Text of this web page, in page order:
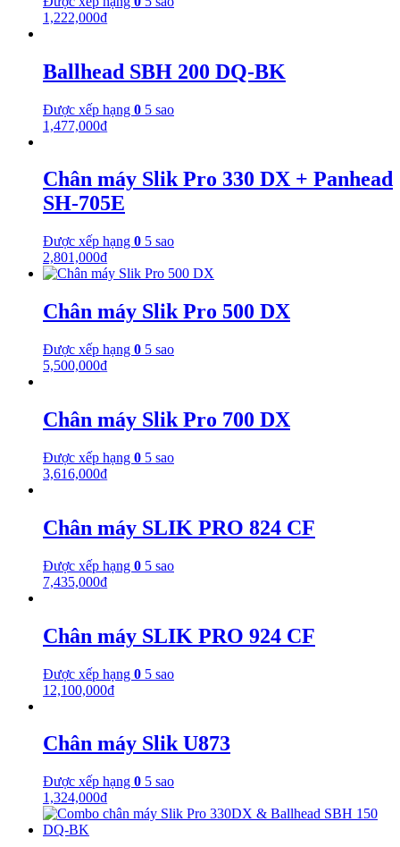
1,222,000₫
Ballhead SBH 200 DQ-BK
Được xếp hạng 0 5 sao
1,477,000₫
Chân máy Slik Pro 330 DX + Panhead
SH-705E
Được xếp hạng 0 5 sao
2,801,000₫
Chân máy Slik Pro 500 DX
Được xếp hạng 0 5 sao
5,500,000₫
Chân máy Slik Pro 700 DX
Được xếp hạng 0 5 sao
3,616,000₫
Chân máy SLIK PRO 824 CF
Được xếp hạng 0 5 sao
7,435,000₫
Chân máy SLIK PRO 924 CF
Được xếp hạng 0 5 sao
12,100,000₫
Chân máy Slik U873
Được xếp hạng 0 5 sao
1,324,000₫